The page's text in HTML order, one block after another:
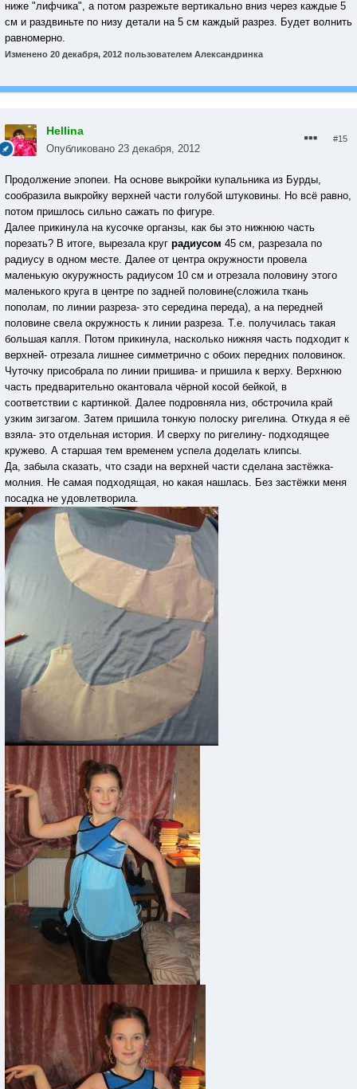
ниже "лифчика", а потом разрежьте вертикально вниз через каждые 5
см и раздвиньте по низу детали на 5 см каждый разрез. Будет волнить
равномерно.
Изменено 20 декабря, 2012 пользователем Александринка
Hellina
Опубликовано 23 декабря, 2012
#15
Продолжение эпопеи. На основе выкройки купальника из Бурды,
сообразила выкройку верхней части голубой штуковины. Но всё равно,
потом пришлось сильно сажать по фигуре.
Далее прикинула на кусочке органзы, как бы это нижнюю часть
порезать? В итоге, вырезала круг радиусом 45 см, разрезала по
радиусу в одном месте. Далее от центра окружности провела
маленькую окуружность радиусом 10 см и отрезала половину этого
маленького круга в центре по задней половине(сложила ткань
пополам, по линии разреза- это середина переда), а на передней
половине свела окружность к линии разреза. Т.е. получилась такая
большая капля. Потом прикинула, насколько нижняя часть подходит к
верхней- отрезала лишнее симметрично с обоих передних половинок.
Чуточку присобрала по линии пришива- и пришила к верху. Верхнюю
часть предварительно окантовала чёрной косой бейкой, в
соответствии с картинкой. Далее подровняла низ, обстрочила край
узким зигзагом. Затем пришила тонкую полоску ригелина. Откуда я её
взяла- это отдельная история. И сверху по ригелину- подходящее
кружево. А старшая тем временем успела доделать клипсы.
Да, забыла сказать, что сзади на верхней части сделана застёжка-
молния. Не самая подходящая, но какая нашлась. Без застёжки меня
посадка не удовлетворила.